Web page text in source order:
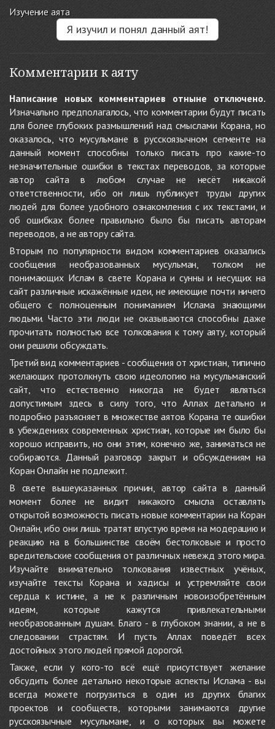
Изучение аята
Я изучил и понял данный аят!
Комментарии к аяту
Написание новых комментариев отныне отключено.
Изначально предполагалось, что комментарии будут писать
для более глубоких размышлений над смыслами Корана, но
оказалось, что мусульмане в русскоязычном сегменте на
данный момент способны только писать про какие-то
незначительные ошибки в текстах переводов, за которые
автор сайта в любом случае не несёт никакой
ответственности, ибо он лишь публикует труды других
людей для более удобного ознакомления с их текстами, и
об ошибках более правильно было бы писать авторам
переводов, а не автору сайта.
Вторым по популярности видом комментариев оказались
сообщения необразованных мусульман, толком не
понимающих Ислам в свете Корана и сунны и несущих на
сайт различные искажённые идеи, не имеющие почти ничего
общего с полноценным пониманием Ислама знающими
людьми. Часто эти люди не оказываются способны даже
прочитать полностью все толкования к тому аяту, который
они решили обсуждать.
Третий вид комментариев - сообщения от христиан, типично
желающих протолкнуть свою идеологию на мусульманский
сайт, что естественно никогда не будет являться
допустимым здесь в силу того, что Аллах детально и
подробно разъясняет в множестве аятов Корана те ошибки
в убеждениях современных христиан, которые им было бы
хорошо исправить, но они этим, конечно же, заниматься не
собираются. Данный разговор закрыт и обсуждениям на
Коран Онлайн не подлежит.
В свете вышеуказанных причин, автор сайта в данный
момент более не видит никакого смысла оставлять
открытой возможность писать новые комментарии на Коран
Онлайн, ибо они лишь тратят впустую время на модерацию и
реакцию на в большинстве своём бестолковые и просто
вредительские сообщения от различных невежд этого мира.
Изучайте внимательно толкования известных учёных,
изучайте тексты Корана и хадисы и устремляйте свои
сердца к истине, а не к различным новоизобретённым
идеям, которые кажутся привлекательными
необразованным душам. Благо - в глубоком знании, а не в
следовании страстям. И пусть Аллах поведёт всех
достойных этого людей прямой дорогой.
Также, если у кого-то всё ещё присутствует желание
обсудить более детально некоторые аспекты Ислама - вы
всегда можете погрузиться в один из других благих
проектов и сообществ, которыми занимаются другие
русскоязычные мусульмане, и о которых вы можете